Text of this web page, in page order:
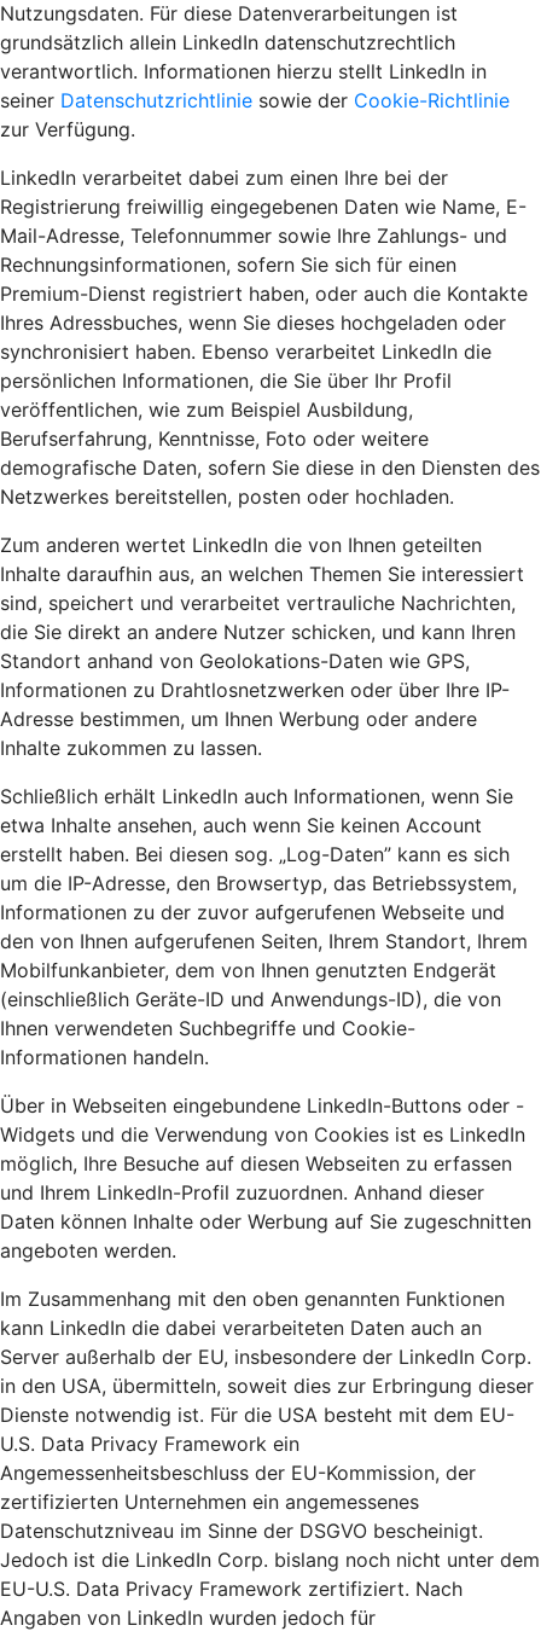
Nutzungsdaten. Für diese Datenverarbeitungen ist
grundsätzlich allein LinkedIn datenschutzrechtlich
verantwortlich. Informationen hierzu stellt LinkedIn in
seiner Datenschutzrichtlinie sowie der Cookie-Richtlinie
zur Verfügung.
LinkedIn verarbeitet dabei zum einen Ihre bei der
Registrierung freiwillig eingegebenen Daten wie Name, E-
Mail-Adresse, Telefonnummer sowie Ihre Zahlungs- und
Rechnungsinformationen, sofern Sie sich für einen
Premium-Dienst registriert haben, oder auch die Kontakte
Ihres Adressbuches, wenn Sie dieses hochgeladen oder
synchronisiert haben. Ebenso verarbeitet LinkedIn die
persönlichen Informationen, die Sie über Ihr Profil
veröffentlichen, wie zum Beispiel Ausbildung,
Berufserfahrung, Kenntnisse, Foto oder weitere
demografische Daten, sofern Sie diese in den Diensten des
Netzwerkes bereitstellen, posten oder hochladen.
Zum anderen wertet LinkedIn die von Ihnen geteilten
Inhalte daraufhin aus, an welchen Themen Sie interessiert
sind, speichert und verarbeitet vertrauliche Nachrichten,
die Sie direkt an andere Nutzer schicken, und kann Ihren
Standort anhand von Geolokations-Daten wie GPS,
Informationen zu Drahtlosnetzwerken oder über Ihre IP-
Adresse bestimmen, um Ihnen Werbung oder andere
Inhalte zukommen zu lassen.
Schließlich erhält LinkedIn auch Informationen, wenn Sie
etwa Inhalte ansehen, auch wenn Sie keinen Account
erstellt haben. Bei diesen sog. „Log-Daten” kann es sich
um die IP-Adresse, den Browsertyp, das Betriebssystem,
Informationen zu der zuvor aufgerufenen Webseite und
den von Ihnen aufgerufenen Seiten, Ihrem Standort, Ihrem
Mobilfunkanbieter, dem von Ihnen genutzten Endgerät
(einschließlich Geräte-ID und Anwendungs-ID), die von
Ihnen verwendeten Suchbegriffe und Cookie-
Informationen handeln.
Über in Webseiten eingebundene LinkedIn-Buttons oder -
Widgets und die Verwendung von Cookies ist es LinkedIn
möglich, Ihre Besuche auf diesen Webseiten zu erfassen
und Ihrem LinkedIn-Profil zuzuordnen. Anhand dieser
Daten können Inhalte oder Werbung auf Sie zugeschnitten
angeboten werden.
Im Zusammenhang mit den oben genannten Funktionen
kann LinkedIn die dabei verarbeiteten Daten auch an
Server außerhalb der EU, insbesondere der LinkedIn Corp.
in den USA, übermitteln, soweit dies zur Erbringung dieser
Dienste notwendig ist. Für die USA besteht mit dem EU-
U.S. Data Privacy Framework ein
Angemessenheitsbeschluss der EU-Kommission, der
zertifizierten Unternehmen ein angemessenes
Datenschutzniveau im Sinne der DSGVO bescheinigt.
Jedoch ist die LinkedIn Corp. bislang noch nicht unter dem
EU-U.S. Data Privacy Framework zertifiziert. Nach
Angaben von LinkedIn wurden jedoch für